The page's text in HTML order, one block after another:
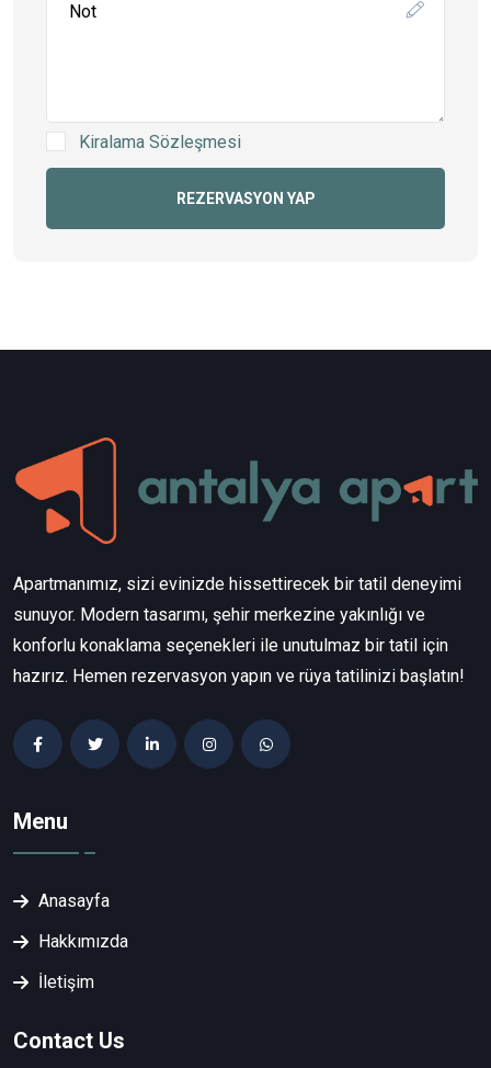
Kiralama Sözleşmesi
REZERVASYON YAP
Apartmanımız, sizi evinizde hissettirecek bir tatil deneyimi
sunuyor. Modern tasarımı, şehir merkezine yakınlığı ve
konforlu konaklama seçenekleri ile unutulmaz bir tatil için
hazırız. Hemen rezervasyon yapın ve rüya tatilinizi başlatın!
Menu
Anasayfa
Hakkımızda
İletişim
Contact Us